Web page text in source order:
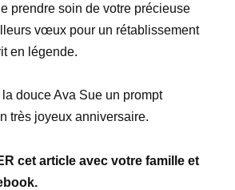
prendre soin de votre précieuse
vœux pour un rétablissement
en légende.
douce Ava Sue un prompt
très joyeux anniversaire.
cet article avec votre famille et